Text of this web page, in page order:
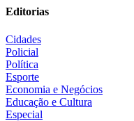
Editorias
Cidades
Policial
Política
Esporte
Economia e Negócios
Educação e Cultura
Especial